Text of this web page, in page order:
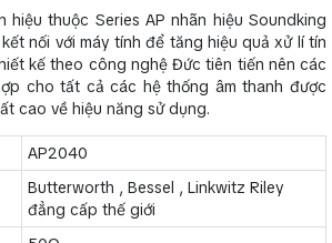
hiệu thuộc Series AP nhãn hiệu Soundking
nối với máy tính để tăng hiệu quả xử lí tín
kế theo công nghệ Đức tiên tiến nên các
cho tất cả các hệ thống âm thanh được
cao về hiệu năng sử dụng.
AP2040
Butterworth , Bessel , Linkwitz Riley
đẳng cấp thế giới